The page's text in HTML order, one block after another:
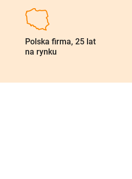
Polska firma, 25 lat
na rynku